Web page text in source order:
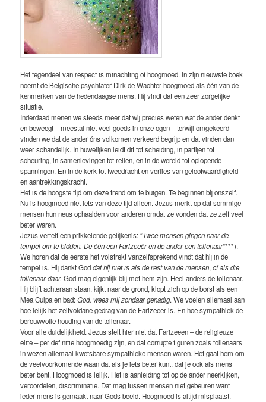
Het tegendeel van respect is minachting of hoogmoed. In zijn nieuwste boek
noemt de Belgische psychiater Dirk de Wachter hoogmoed als één van de
kenmerken van de hedendaagse mens. Hij vindt dat een zeer zorgelijke
situatie.
Inderdaad menen we steeds meer dat wij precies weten wat de ander denkt
en beweegt – meestal niet veel goeds in onze ogen – terwijl omgekeerd
vinden we dat de ander óns volkomen verkeerd begrijp en dat vinden dan
weer schandelijk. In huwelijken leidt dit tot scheiding, in partijen tot
scheuring, in samenlevingen tot rellen, en in de wereld tot oplopende
spanningen. En in de kerk tot tweedracht en verlies van geloofwaardigheid
en aantrekkingskracht.
Het is de hoogste tijd om deze trend om te buigen. Te beginnen bij onszelf.
Nu is hoogmoed niet iets van deze tijd alleen. Jezus merkt op dat sommige
mensen hun neus ophaalden voor anderen omdat ze vonden dat ze zelf veel
beter waren.
Jezus vertelt een prikkelende gelijkenis: “Twee mensen gingen naar de
tempel om te bidden. De één een Farizeeër en de ander een tollenaar”***).
We horen dat de eerste het volstrekt vanzelfsprekend vindt dat hij in de
tempel is. Hij dankt Goddat hij niet is als de rest van de mensen,of als die
tollenaar daar. God mag eigenlijk blij met hem zijn. Heel anders de tollenaar.
Hij blijft achteraan staan, kijkt naar de grond, klopt zich op de borst als een
Mea Culpa en bad:God, wees mij zondaar genadig. We voelen allemaal aan
hoe lelijk het zelfvoldane gedrag van de Farizeeer is. En hoe sympathiek de
berouwvolle houding van de tollenaar.
Voor alle duidelijkheid. Jezus stelt hier niet dat Farizeeen – de religieuze
elite – per definitie hoogmoedig zijn, en dat corrupte figuren zoals tollenaars
in wezen allemaal kwetsbare sympathieke mensen waren. Het gaat hem om
de veelvoorkomende waan dat als je iets beter kunt, dat je ook als mens
beter bent. Hoogmoed is lelijk. Het is aanleiding tot op de ander neerkijken,
veroordelen, discriminatie. Dat mag tussen mensen niet gebeuren want
ieder mens is gemaakt naar Gods beeld. Hoogmoed is altijd misplaatst.